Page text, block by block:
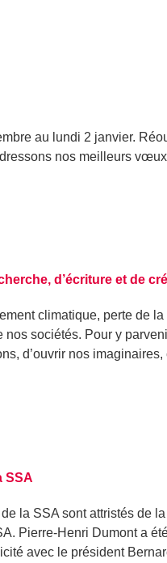
au lundi 2 janvier.
nos meilleurs
d’écriture et de
climatique, perte de
sociétés. Pour y
d’ouvrir nos
SSA
la SSA sont attristés de
Pierre-Henri Dumont a
avec le président